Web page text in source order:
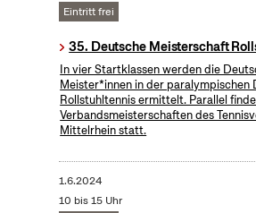
Eintritt frei
35. Deutsche Meisterschaft
In vier Startklassen werden die
Meister*innen in der paralympischen
Rollstuhltennis ermittelt. Parallel
Verbandsmeisterschaften des
Mittelrhein statt.
1.6.2024
10 bis 15 Uhr